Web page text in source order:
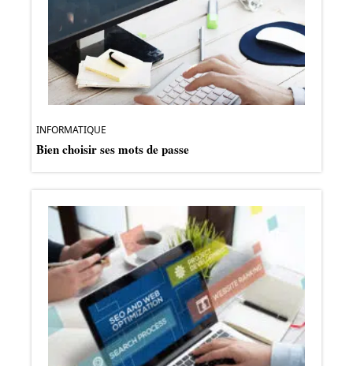
INFORMATIQUE
Bien choisir ses mots de passe